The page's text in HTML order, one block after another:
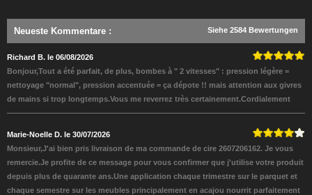
Neueste Kommentare : Siehe 2584 Bewertungen
Richard B. le 06/08/2026
Bonjour,Tout a été parfait, de plus, bombes à " 2 vitesses" : pression légère =
nettoyage "normal", pression accentuée = ça dépote !! mais attention aux givres
de mains si trop longtemps.Vous me reverrez très certainement.Cordialement
Marie-Noelle D. le 30/07/2026
Monsieur,J'ai bien pris livraison de ma commande de cire 2607206162. Je vous
remercie.Je profite de ce message pour vous confirmer que j'utilise votre produit
depuis plus de quarante ans.Une application chaque trimestre sur le parquet et
chaque semestre sur les meubles principalement en acajou nourrit parfaitement